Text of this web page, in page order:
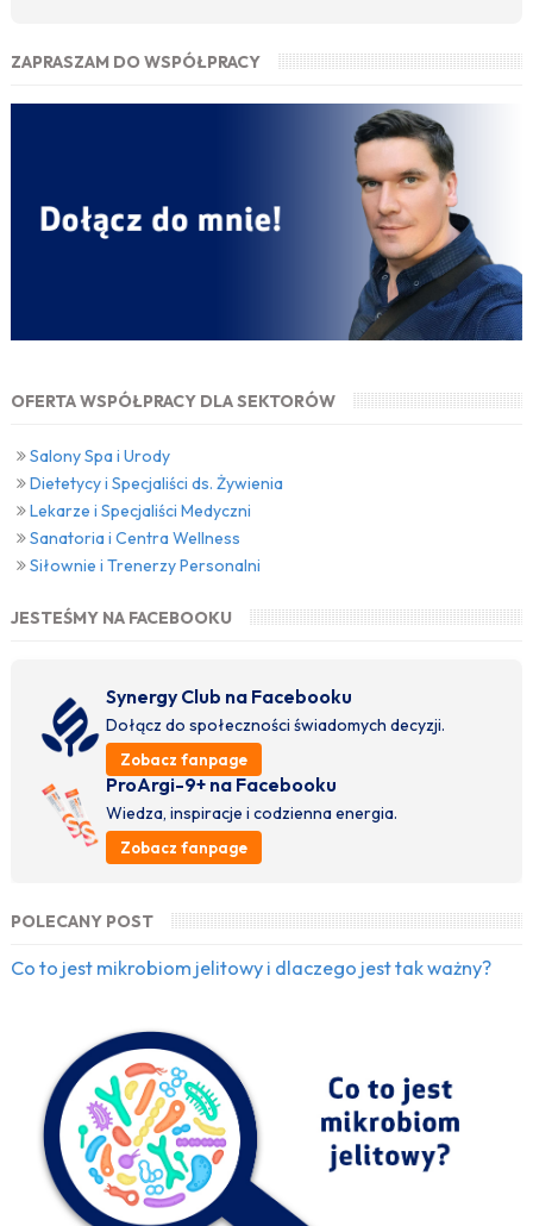
ZAPRASZAM DO WSPÓŁPRACY
OFERTA WSPÓŁPRACY DLA SEKTORÓW
Salony Spa i Urody
Dietetycy i Specjaliści ds. Żywienia
Lekarze i Specjaliści Medyczni
Sanatoria i Centra Wellness
Siłownie i Trenerzy Personalni
JESTEŚMY NA FACEBOOKU
Synergy Club na Facebooku
Dołącz do społeczności świadomych decyzji.
Zobacz fanpage
ProArgi-9+ na Facebooku
Wiedza, inspiracje i codzienna energia.
Zobacz fanpage
POLECANY POST
Co to jest mikrobiom jelitowy i dlaczego jest tak ważny?